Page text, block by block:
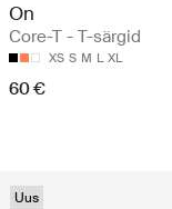
On
Core-T - T-särgid
XS S M L XL
60 €
Uus